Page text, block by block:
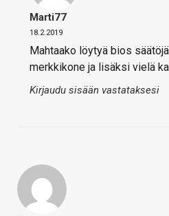
Marti77
18.2.2019
Mahtaako löytyä bios
merkkikone ja lisäksi vielä
Kirjaudu sisään vastataksesi